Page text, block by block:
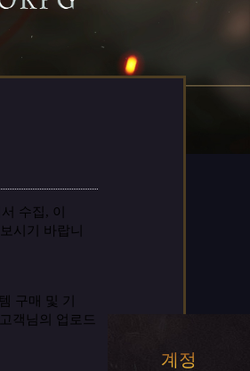
수집 , 이
시기
바랍니
구매 및 기
고객님의
업로드
계정